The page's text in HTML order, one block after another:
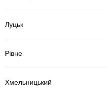
Луцьк
Рівне
Хмельницький